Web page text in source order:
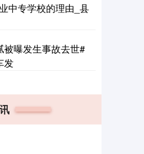
中专学校的理由_县
被曝发生事故去世#
发